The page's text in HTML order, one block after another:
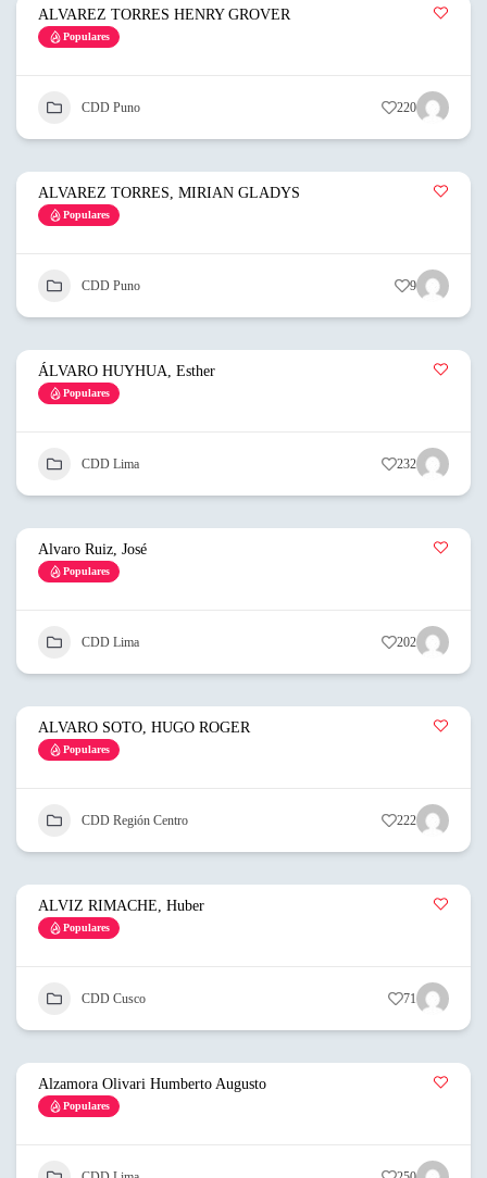
ALVAREZ TORRES HENRY GROVER
Populares
CDD Puno 220
ALVAREZ TORRES, MIRIAN GLADYS
Populares
CDD Puno 9
ÁLVARO HUYHUA, Esther
Populares
CDD Lima 232
Alvaro Ruiz, José
Populares
CDD Lima 202
ALVARO SOTO, HUGO ROGER
Populares
CDD Región Centro 222
ALVIZ RIMACHE, Huber
Populares
CDD Cusco 71
Alzamora Olivari Humberto Augusto
Populares